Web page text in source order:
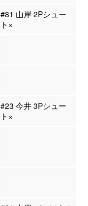
#81 山岸 2Pシュー
ト×
#23 今井 3Pシュー
ト×